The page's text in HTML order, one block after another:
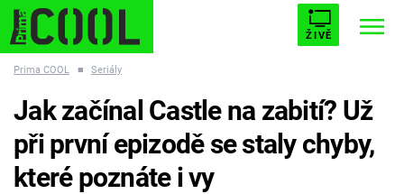
ŽIVĚ
ESCAPE PLNEJ KOTEL AVENGERS 5
Prima COOL ■ Seriály
Jak začínal Castle na zabití? Už
při první epizodě se staly chyby,
které poznáte i vy